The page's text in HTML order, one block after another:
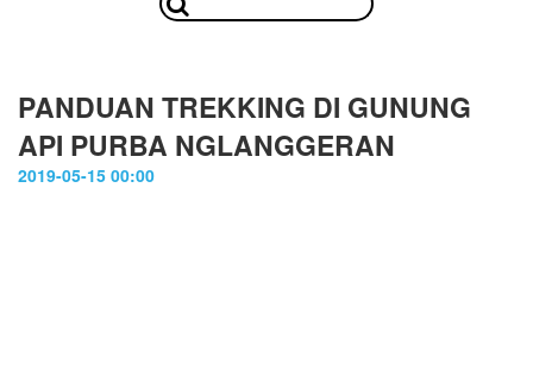
PANDUAN TREKKING DI GUNUNG
API PURBA NGLANGGERAN
2019-05-15 00:00